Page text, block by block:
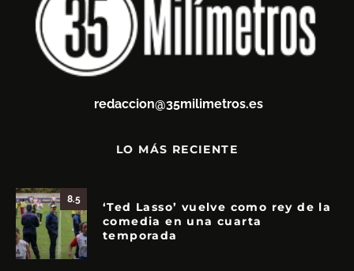
redaccion@35milimetros.es
LO MÁS RECIENTE
8.5
‘Ted Lasso’ vuelve como rey de la
comedia en una cuarta
temporada